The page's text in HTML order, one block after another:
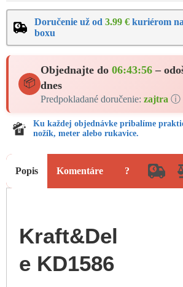
Doručenie už od 3.99 € kuriérom
boxu
📦
Objednajte do 06:43:56 –
dnes
Predpokladané doručenie: zajtra ⓘ
Ku každej objednávke pribalíme
nožík, meter alebo rukavice.
Popis Komentáre ?
Kraft&Del
e KD1586